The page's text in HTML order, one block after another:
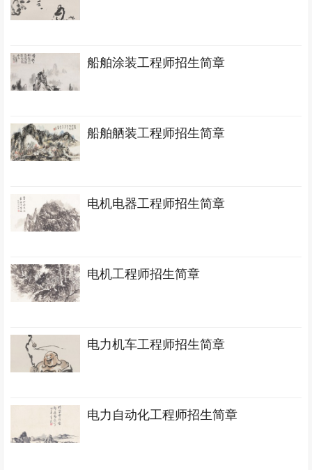
船舶涂装工程师招生简章
船舶舾装工程师招生简章
电机电器工程师招生简章
电机工程师招生简章
电力机车工程师招生简章
电力自动化工程师招生简章